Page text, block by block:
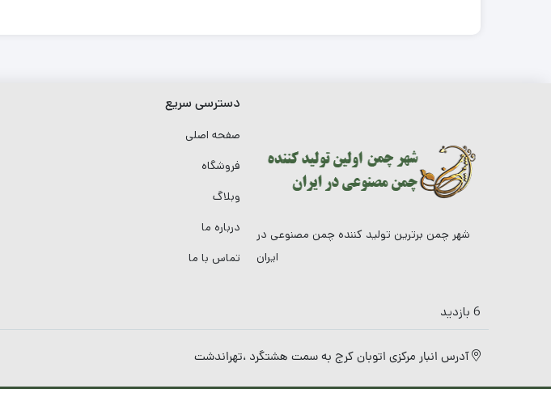
شهر چمن برترین تولید کننده چمن مصنوعی در
ایران
6 بازدید
دسترسی سریع
صفحه اصلی
فروشگاه
وبلاگ
درباره ما
تماس با ما
آدرس انبار مرکزی اتوبان کرج به سمت هشتگرد ،تهراندشت